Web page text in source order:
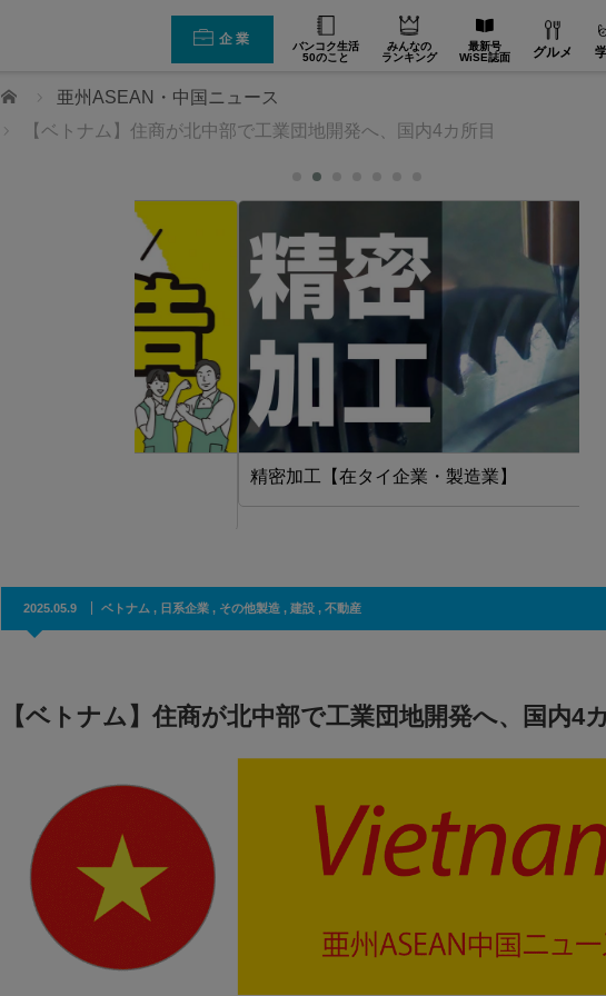
企業
バンコク生活
50のこと
みんなの
ランキング
最新号
WiSE誌面
グルメ
ホーム
亜州ASEAN・中国ニュース
【ベトナム】住商が北中部で工業団地開発へ、国内4カ所目
精密加工【在タイ企業・製造業】
2025.05.9 ベトナム , 日系企業 , その他製造 , 建設 , 不動産
【ベトナム】住商が北中部で工業団地開発へ、国内4